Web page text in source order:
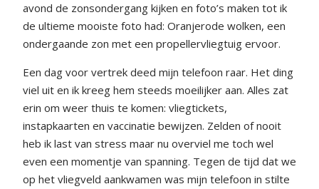
avond de zonsondergang kijken en foto’s maken tot ik
de ultieme mooiste foto had: Oranjerode wolken, een
ondergaande zon met een propellervliegtuig ervoor.
Een dag voor vertrek deed mijn telefoon raar. Het ding
viel uit en ik kreeg hem steeds moeilijker aan. Alles zat
erin om weer thuis te komen: vliegtickets,
instapkaarten en vaccinatie bewijzen. Zelden of nooit
heb ik last van stress maar nu overviel me toch wel
even een momentje van spanning. Tegen de tijd dat we
op het vliegveld aankwamen was mijn telefoon in stilte